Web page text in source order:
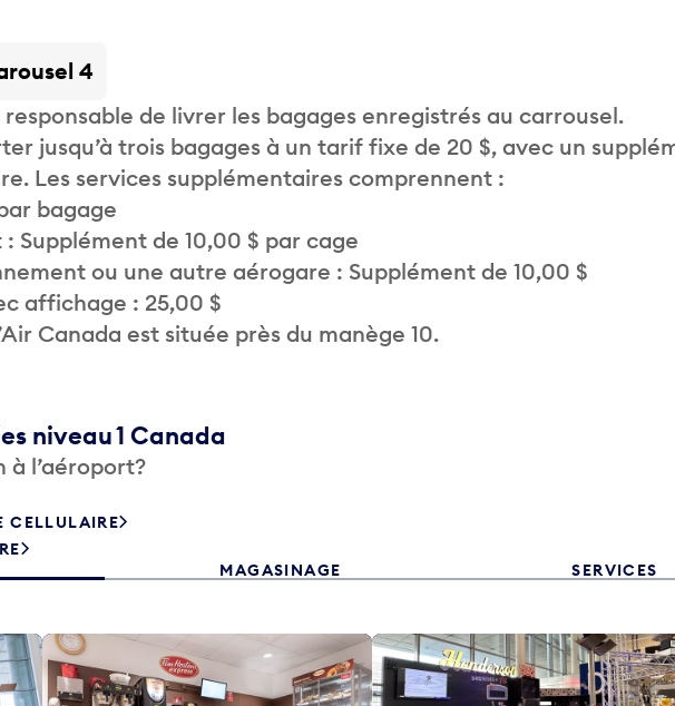
4
de livrer les bagages enregistrés au carrousel.
jusqu’à trois bagages à un tarif fixe de 20 $, avec un
Les services supplémentaires comprennent :
bagage
Supplément de 10,00 $ par cage
ou une autre aérogare : Supplément de 10,00 $
affichage : 25,00 $
Canada est située près du manège 10.
niveau 1 Canada
à l’aéroport?
CELLULAIRE
MAGASINAGE SERVICES